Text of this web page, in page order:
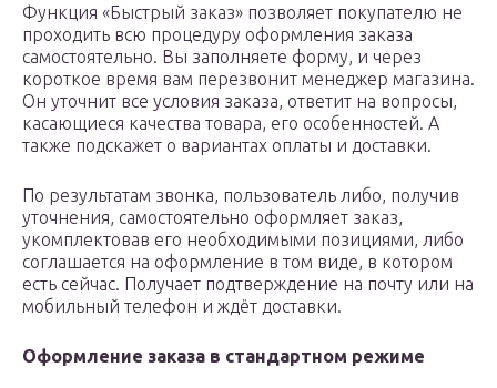
Функция «Быстрый заказ» позволяет покупателю не
проходить всю процедуру оформления заказа
самостоятельно. Вы заполняете форму, и через
короткое время вам перезвонит менеджер магазина.
Он уточнит все условия заказа, ответит на вопросы,
касающиеся качества товара, его особенностей. А
также подскажет о вариантах оплаты и доставки.
По результатам звонка, пользователь либо, получив
уточнения, самостоятельно оформляет заказ,
укомплектовав его необходимыми позициями, либо
соглашается на оформление в том виде, в котором
есть сейчас. Получает подтверждение на почту или на
мобильный телефон и ждёт доставки.
Оформление заказа в стандартном режиме